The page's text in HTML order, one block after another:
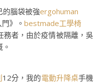
的腦袋被強ergohuman
》。 bestmade工學椅
者，由於疫情被隔離，吳
12分，我的電動升降桌手機